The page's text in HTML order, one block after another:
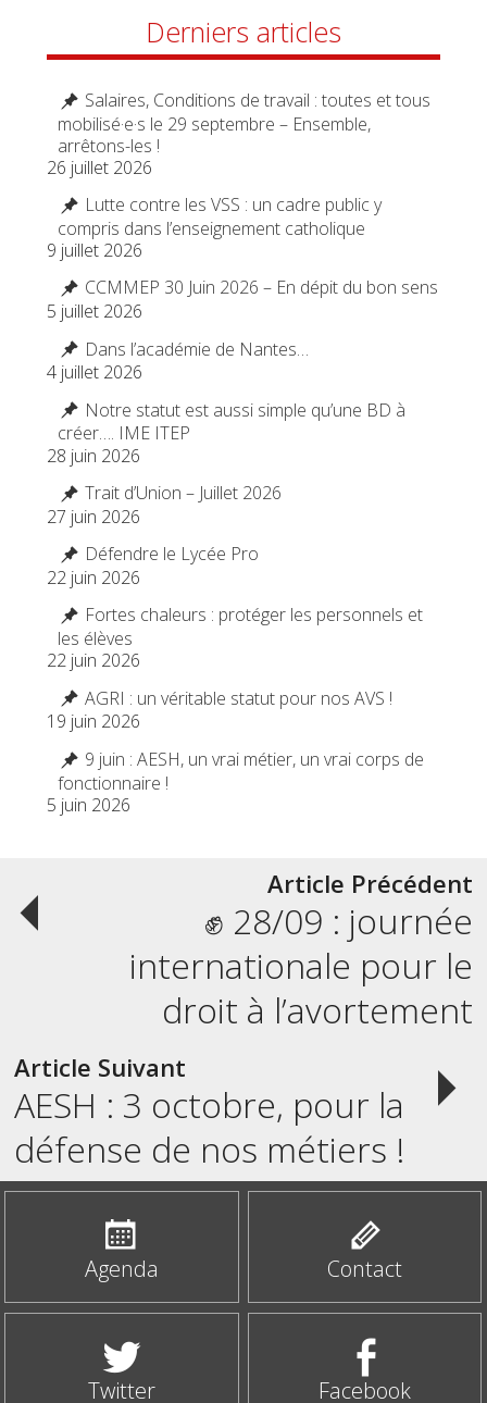
Derniers articles
Salaires, Conditions de travail : toutes et tous
mobilisé·e·s le 29 septembre – Ensemble,
arrêtons-les !
26 juillet 2026
Lutte contre les VSS : un cadre public y
compris dans l’enseignement catholique
9 juillet 2026
CCMMEP 30 Juin 2026 – En dépit du bon sens
5 juillet 2026
Dans l’académie de Nantes…
4 juillet 2026
Notre statut est aussi simple qu’une BD à
créer…. IME ITEP
28 juin 2026
Trait d’Union – Juillet 2026
27 juin 2026
Défendre le Lycée Pro
22 juin 2026
Fortes chaleurs : protéger les personnels et
les élèves
22 juin 2026
AGRI : un véritable statut pour nos AVS !
19 juin 2026
9 juin : AESH, un vrai métier, un vrai corps de
fonctionnaire !
5 juin 2026
Post
navigation
Article Précédent
✊ 28/09 : journée
internationale pour le
droit à l’avortement
Article Suivant
AESH : 3 octobre, pour la
défense de nos métiers !
Agenda Contact
Twitter Facebook